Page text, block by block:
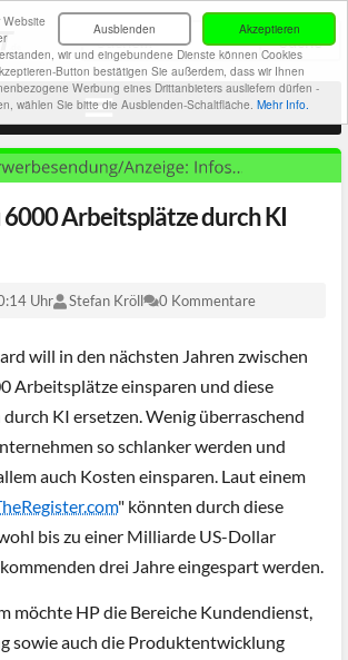
Akzeptieren
Ausblenden
Website
wir und eingebundene Dienste können Cookies
Button bestätigen Sie außerdem, dass wir Ihnen
Werbung eines Drittanbieters ausliefern dürfen -
wählen Sie bitte die Ausblenden-Schaltfläche. Mehr Info.
6000 Arbeitsplätze durch KI
Uhr Stefan Kröll 0 Kommentare
will in den nächsten Jahren zwischen
Arbeitsplätze einsparen und diese
KI ersetzen. Wenig überraschend
so schlanker werden und
auch Kosten einsparen. Laut einem
" könnten durch diese
bis zu einer Milliarde US-Dollar
drei Jahre eingespart werden.
möchte HP die Bereiche Kundendienst,
sowie auch die Produktentwicklung